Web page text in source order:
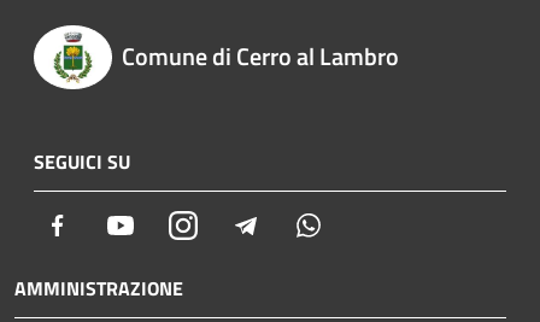
Comune di Cerro al Lambro
SEGUICI SU
Facebook YoutubeInstagram Telegram
AMMINISTRAZIONE